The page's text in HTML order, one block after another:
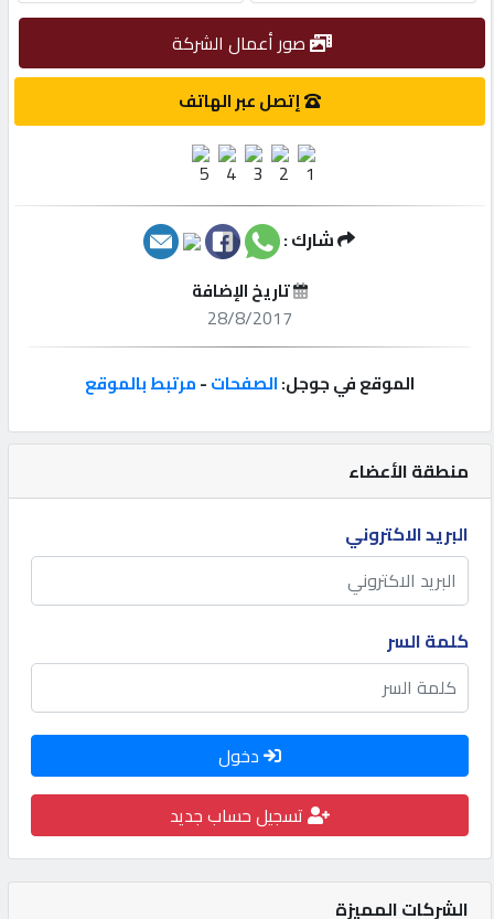
الاحصائيات
إتصل
إعلانات
المنتدى
كيو
مزاد
كيو
نمبر
كارز
منطقة الأعضاء
البريد الاكتروني
كلمة السر
دخول
تسجيل حساب جديد
الشركات المميزة
صور أعمال الشركة
إتصل عبر الهاتف
شارك :
تاريخ الإضافة
28/8/2017
الموقع في جوجل:الصفحات-مرتبط بالموقع